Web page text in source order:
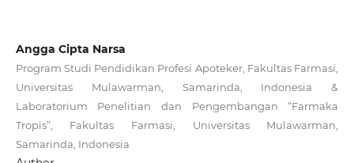
Angga Cipta Narsa
Program Studi Pendidikan Profesi Apoteker, Fakultas Farmasi,
Universitas Mulawarman, Samarinda, Indonesia &
Laboratorium Penelitian dan Pengembangan “Farmaka
Tropis”, Fakultas Farmasi, Universitas Mulawarman,
Samarinda, Indonesia